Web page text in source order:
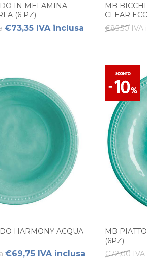
IN MELAMINA
(6 PZ)
€73,35 IVA inclusa
MB
CLEAR
€85,50 IVA
HARMONY ACQUA
€69,75 IVA inclusa
MB
(6PZ)
€72,00 IVA